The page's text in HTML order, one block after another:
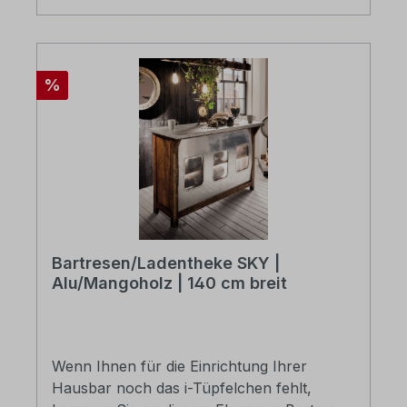
Rabatt
%
Bartresen/Ladentheke SKY |
Alu/Mangoholz | 140 cm breit
Wenn Ihnen für die Einrichtung Ihrer
Hausbar noch das i-Tüpfelchen fehlt,